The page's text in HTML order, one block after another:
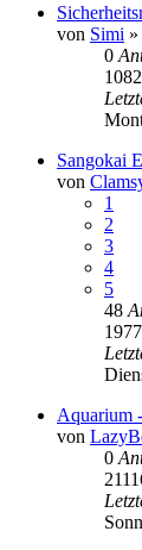
von Simi »
0
Sangokai
von
1
2
3
4
5
48
Aquarium
von
0